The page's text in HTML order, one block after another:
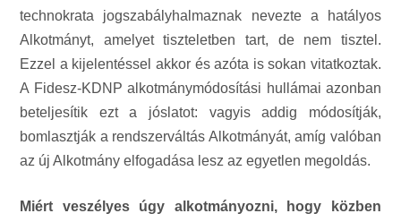
technokrata jogszabályhalmaznak nevezte a hatályos
Alkotmányt, amelyet tiszteletben tart, de nem tisztel.
Ezzel a kijelentéssel akkor és azóta is sokan vitatkoztak.
A Fidesz-KDNP alkotmánymódosítási hullámai azonban
beteljesítik ezt a jóslatot: vagyis addig módosítják,
bomlasztják a rendszerváltás Alkotmányát, amíg valóban
az új Alkotmány elfogadása lesz az egyetlen megoldás.
Miért veszélyes úgy alkotmányozni, hogy közben